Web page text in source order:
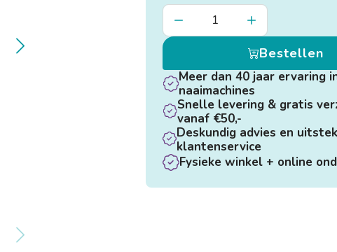
Bestellen
Meer dan 40 jaar ervaring
naaimachines
Snelle levering & gratis
vanaf €50,-
Deskundig advies en
klantenservice
Fysieke winkel + online